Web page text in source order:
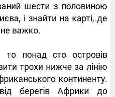
шести з половиною
і знайти на карті, де
важко.
то понад сто островів
трохи нижче за лінію
континенту.
берегів Африки до